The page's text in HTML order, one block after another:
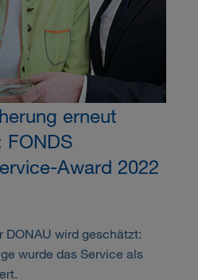
erneut
FONDS
Award 2022
DONAU wird geschätzt:
wurde das Service als